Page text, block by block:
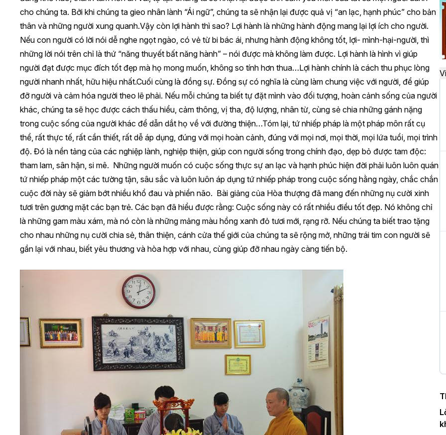
cho chúng ta. Bởi khi chúng ta gieo nhân lành “Ái ngữ”, chúng ta sẽ nhận lại được quả vị “an lạc, hạnh phúc” cho bản
thân và những người xung quanh.Vậy còn lợi hành thì sao? Lợi hành là những hành động mang lại lợi ích cho người.
Nếu con người có lời nói dễ nghe ngọt ngào, có vẻ từ bi bác ái, nhưng hành động không tốt, lợi- mình-hại-người, thì
những lời nói trên chỉ là thứ “năng thuyết bất năng hành” – nói được mà không làm được. Lợi hành là hình vì giúp
người đạt được mục đích tốt đẹp mà họ mong muốn, không so tính hơn thua…Lợi hành chính là cách thu phục lòng
người nhanh nhất, hữu hiệu nhất.Cuối cùng là đồng sự. Đồng sự có nghĩa là cùng làm chung việc với người, để giúp
đỡ người và cảm hóa người theo lẽ phải. Nếu mỗi chúng ta biết tự đặt mình vào đối tượng, hoàn cảnh sống của người
khác, chúng ta sẽ học được cách thấu hiểu, cảm thông, vị tha, độ lượng, nhân từ, cùng sẻ chia những gánh nặng
trong cuộc sống của người khác để dẫn dắt họ về với đường thiện…Tóm lại, tứ nhiếp pháp là một pháp môn rất cụ
thể, rất thực tế, rất cần thiết, rất dễ áp dụng, đúng với mọi hoàn cảnh, đúng với mọi nơi, mọi thời, mọi lứa tuổi, mọi trình
độ. Đó là nền tảng của các nghiệp lành, nghiệp thiện, giúp con người sống trong chính đạo, dẹp bỏ được tam độc:
tham lam, sân hận, si mê. Những người muốn có cuộc sống thực sự an lạc và hạnh phúc hiện đời phải luôn luôn quán
tứ nhiếp pháp một các tường tận, sâu sắc và luôn luôn áp dụng tứ nhiếp pháp trong cuộc sống hằng ngày, chắc chắn
cuộc đời này sẽ giảm bớt nhiều khổ đau và phiền não. Bài giảng của Hòa thượng đã mang đến những nụ cười xinh
tươi trên gương mặt các bạn trẻ. Các bạn đã hiểu được rằng: Cuộc sống này có rất nhiều điều tốt đẹp. Nó không chỉ
là những gam màu xám, mà nó còn là những mảng màu hồng xanh đỏ tươi mới, rạng rỡ. Nếu chúng ta biết trao tặng
cho nhau những nụ cười chia sẻ, thân thiện, cánh cửa thế giới của chúng ta sẽ rộng mở, những trái tim con người sẽ
gần lại với nhau, biết yêu thương và hòa hợp với nhau, cùng giúp đỡ nhau ngày càng tiến bộ.